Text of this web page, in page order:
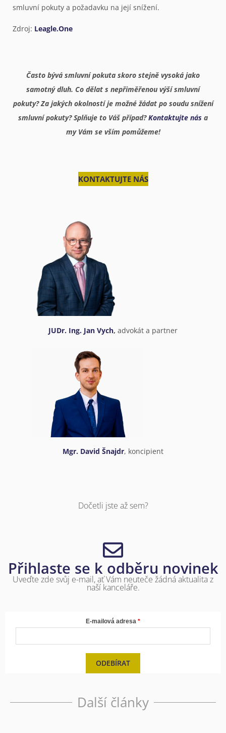
smluvní pokuty a požadavku na její snížení.
Zdroj: Leagle.One
Často bývá smluvní pokuta skoro stejně vysoká jako
samotný dluh. Co dělat s nepřiměřenou výší smluvní
pokuty? Za jakých okolností je možné žádat po soudu snížení
smluvní pokuty? Splňuje to Váš případ?Kontaktujte nás a
my Vám se vším pomůžeme!
KONTAKTUJTE NÁS
JUDr. Ing. Jan Vych, advokát a partner
Mgr. David Šnajdr, koncipient
Dočetli jste až sem?
Přihlaste se k odběru novinek
Uveďte zde svůj e-mail, ať Vám neuteče žádná aktualita z
naší kanceláře.
E-mailová adresa
ODEBÍRAT
Další články